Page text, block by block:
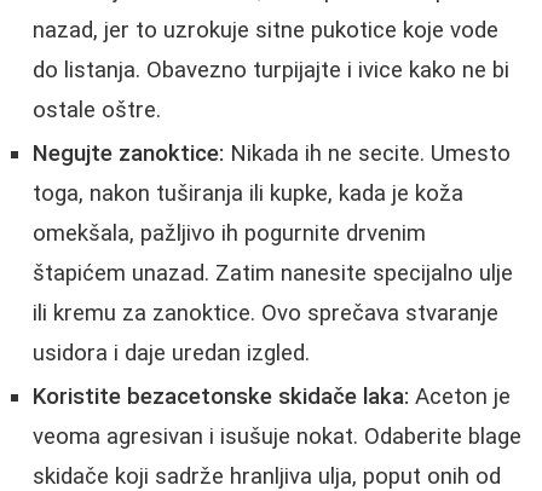
nazad, jer to uzrokuje sitne pukotice koje vode
do listanja. Obavezno turpijajte i ivice kako ne bi
ostale oštre.
Negujte zanoktice: Nikada ih ne secite. Umesto
toga, nakon tuširanja ili kupke, kada je koža
omekšala, pažljivo ih pogurnite drvenim
štapićem unazad. Zatim nanesite specijalno ulje
ili kremu za zanoktice. Ovo sprečava stvaranje
usidora i daje uredan izgled.
Koristite bezacetonske skidače laka: Aceton je
veoma agresivan i isušuje nokat. Odaberite blage
skidače koji sadrže hranljiva ulja, poput onih od